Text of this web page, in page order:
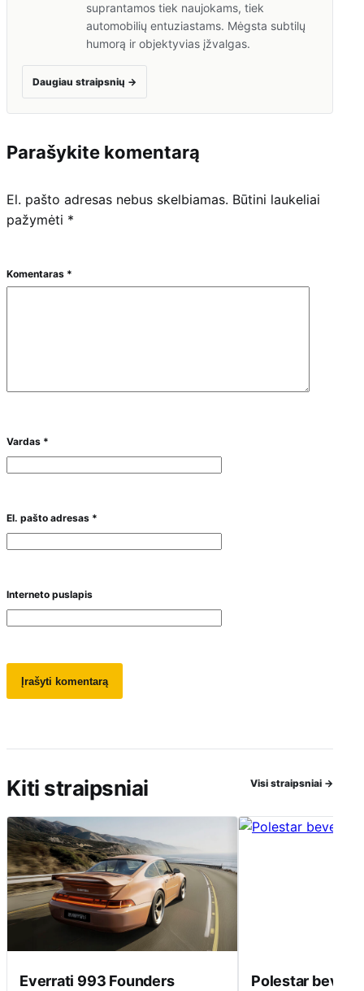
suprantamos tiek naujokams, tiek
automobilių entuziastams. Mėgsta subtilų
humorą ir objektyvias įžvalgas.
Daugiau straipsnių →
Parašykite komentarą
El. pašto adresas nebus skelbiamas. Būtini laukeliai
pažymėti *
Komentaras *
Vardas *
El. pašto adresas *
Interneto puslapis
Kiti straipsniai Visi straipsniai →
Everrati 993 Founders
Polestar beveik